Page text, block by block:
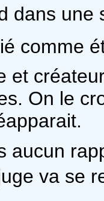
dans
comme
et
On le
aucun
va se